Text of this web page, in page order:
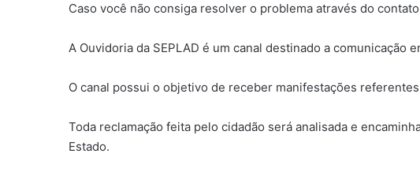
Caso você não consiga resolver o problema através do
A Ouvidoria da SEPLAD é um canal destinado a comunicação
O canal possui o objetivo de receber manifestações
Toda reclamação feita pelo cidadão será analisada e
Estado.